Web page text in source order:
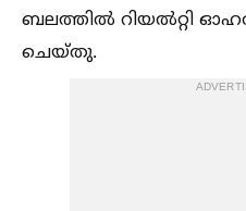
ബലത്തില്‍ റിയല്‍റ്റി
ചെയ്തു.